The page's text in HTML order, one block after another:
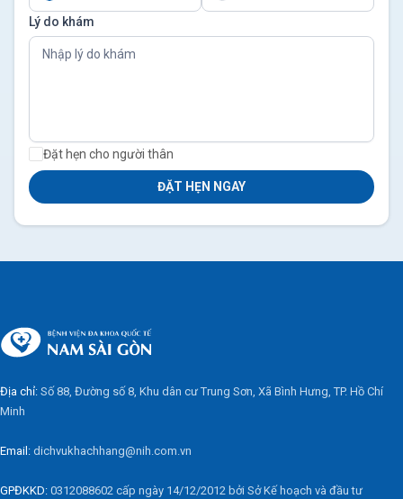
Lý do khám
Đặt hẹn cho người thân
ĐẶT HẸN NGAY
Địa chỉ: Số 88, Đường số 8, Khu dân cư Trung Sơn, Xã Bình Hưng, TP. Hồ Chí
Minh
Email: dichvukhachhang@nih.com.vn
GPĐKKD: 0312088602 cấp ngày 14/12/2012 bởi Sở Kế hoạch và đầu tư